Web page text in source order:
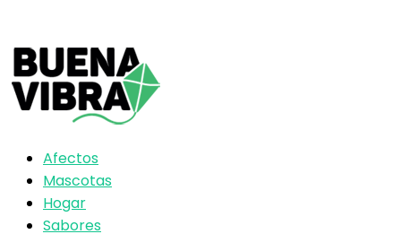
Afectos
Mascotas
Hogar
Sabores